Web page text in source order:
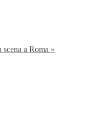
a Roma »